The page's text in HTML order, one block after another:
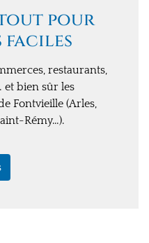
pour
faciles
restaurants,
et bien sûr les
Fontvieille (Arles,
Rémy…).